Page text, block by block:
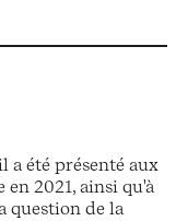
a été présenté aux
en 2021, ainsi qu'à
question de la